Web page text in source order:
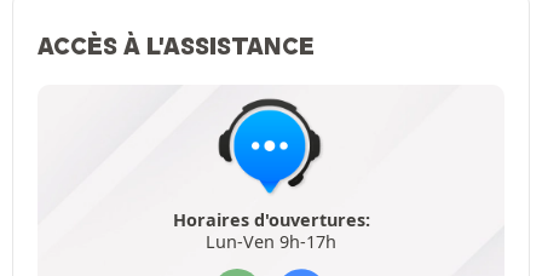
ACCÈS À L'ASSISTANCE
Horaires d'ouvertures:
Lun-Ven 9h-17h